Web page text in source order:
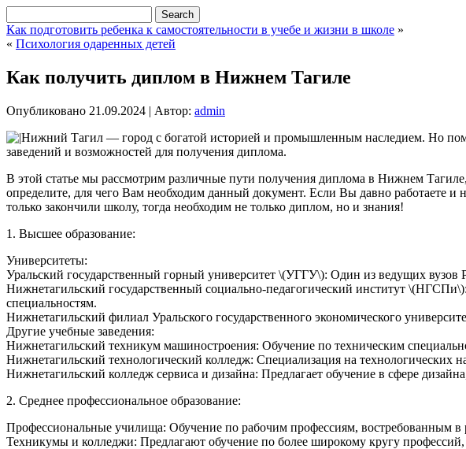
Как подготовить ребенка к самостоятельности в учебе и жизни в школе »
« Психология одаренных детей
Как получить диплом в Нижнем Тагиле
Опубликовано 21.09.2024 | Автор: admin
Нижний Тагил — город с богатой историей и промышленным наследием. Но
заведений и возможностей для получения диплома.
В этой статье мы рассмотрим различные пути получения диплома в Нижнем
определите, для чего Вам необходим данный документ. Если Вы давно работаете и
только закончили школу, тогда необходим не только диплом, но и знания!
1. Высшее образование:
Университеты:
Уральский государственный горный университет \(УГГУ\): Один из ведущих
Нижнетагильский государственный социально-педагогический институт
специальностям.
Нижнетагильский филиал Уральского государственного экономического
Другие учебные заведения:
Нижнетагильский техникум машиностроения: Обучение по техническим
Нижнетагильский технологический колледж: Специализация на технологических
Нижнетагильский колледж сервиса и дизайна: Предлагает обучение в сфере
2. Среднее профессиональное образование:
Профессиональные училища: Обучение по рабочим профессиям, востребованным в
Техникумы и колледжи: Предлагают обучение по более широкому кругу профессий,